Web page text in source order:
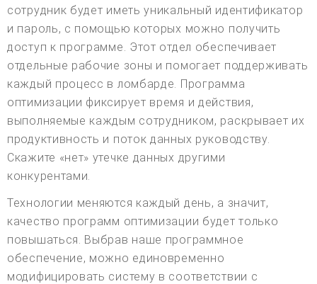
сотрудник будет иметь уникальный идентификатор
и пароль, с помощью которых можно получить
доступ к программе. Этот отдел обеспечивает
отдельные рабочие зоны и помогает поддерживать
каждый процесс в ломбарде. Программа
оптимизации фиксирует время и действия,
выполняемые каждым сотрудником, раскрывает их
продуктивность и поток данных руководству.
Скажите «нет» утечке данных другими
конкурентами.
Технологии меняются каждый день, а значит,
качество программ оптимизации будет только
повышаться. Выбрав наше программное
обеспечение, можно единовременно
модифицировать систему в соответствии с